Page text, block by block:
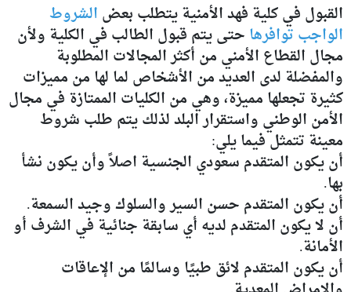
القبول في كلية فهد الأمنية يتطلب بعض الشروط
الواجب توافرها حتى يتم قبول الطالب في الكلية ولأن
مجال القطاع الأمني من أكثر المجالات المطلوبة
والمفضلة لدى العديد من الأشخاص لما لها من مميزات
كثيرة تجعلها مميزة، وهي من الكليات الممتازة في مجال
الأمن الوطني واستقرار البلد لذلك يتم طلب شروط
معينة تتمثل فيما يلي:
أن يكون المتقدم سعودي الجنسية اصلاً وأن يكون نشأ
بها.
أن يكون المتقدم حسن السير والسلوك وجيد السمعة.
أن لا يكون المتقدم لديه أي سابقة جنائية في الشرف أو
الأمانة.
أن يكون المتقدم لائق طبيًا وسالمًا من الإعاقات